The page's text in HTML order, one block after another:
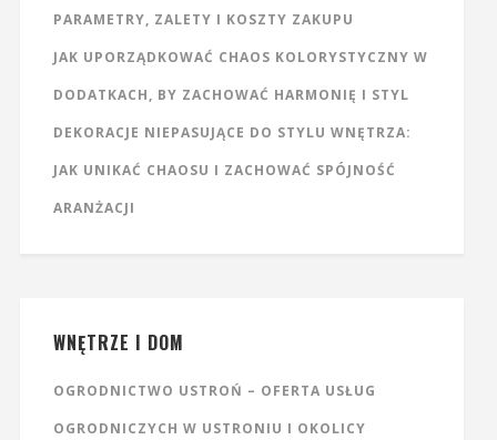
PARAMETRY, ZALETY I KOSZTY ZAKUPU
JAK UPORZĄDKOWAĆ CHAOS KOLORYSTYCZNY W
DODATKACH, BY ZACHOWAĆ HARMONIĘ I STYL
DEKORACJE NIEPASUJĄCE DO STYLU WNĘTRZA:
JAK UNIKAĆ CHAOSU I ZACHOWAĆ SPÓJNOŚĆ
ARANŻACJI
WNĘTRZE I DOM
OGRODNICTWO USTROŃ – OFERTA USŁUG
OGRODNICZYCH W USTRONIU I OKOLICY